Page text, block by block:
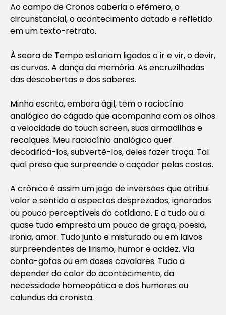
Ao campo de Cronos caberia o efêmero, o
circunstancial, o acontecimento datado e refletido
em um texto-retrato.
À seara de Tempo estariam ligados o ir e vir, o devir,
as curvas. A dança da memória. As encruzilhadas
das descobertas e dos saberes.
Minha escrita, embora ágil, tem o raciocínio
analógico do cágado que acompanha com os olhos
a velocidade do touch screen, suas armadilhas e
recalques. Meu raciocínio analógico quer
decodificá-los, subvertê-los, deles fazer troça. Tal
qual presa que surpreende o caçador pelas costas.
A crônica é assim um jogo de inversões que atribui
valor e sentido a aspectos desprezados, ignorados
ou pouco perceptíveis do cotidiano. E a tudo ou a
quase tudo empresta um pouco de graça, poesia,
ironia, amor. Tudo junto e misturado ou em laivos
surpreendentes de lirismo, humor e acidez. Via
conta-gotas ou em doses cavalares. Tudo a
depender do calor do acontecimento, da
necessidade homeopática e dos humores ou
calundus da cronista.